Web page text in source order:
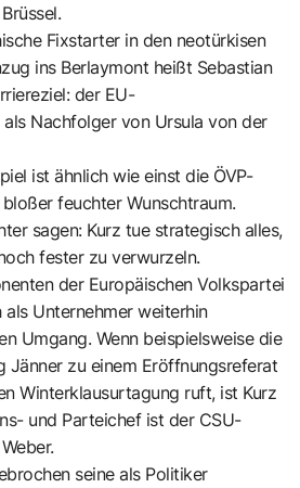
Fixstarter in den neotürkisen
ins Berlaymont heißt Sebastian
der EU-
Nachfolger von Ursula von der
ist ähnlich wie einst die ÖVP-
feuchter Wunschtraum.
sagen: Kurz tue strategisch alles,
fester zu verwurzeln.
der Europäischen Volkspartei
als Unternehmer weiterhin
Umgang. Wenn beispielsweise die
Jänner zu einem Eröffnungsreferat
Winterklausurtagung ruft, ist Kurz
und Parteichef ist der CSU-
seine als Politiker